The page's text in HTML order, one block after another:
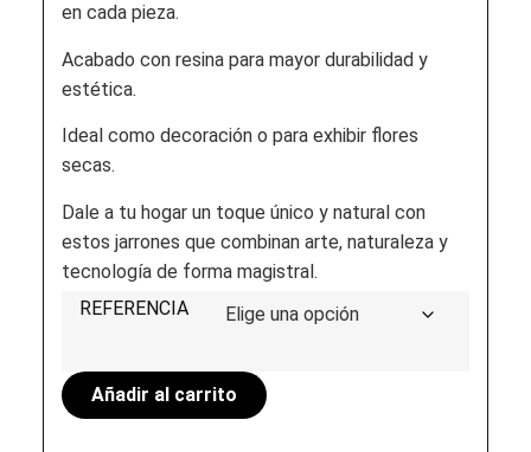
en cada pieza.
Acabado con resina para mayor durabilidad y
estética.
Ideal como decoración o para exhibir flores
secas.
Dale a tu hogar un toque único y natural con
estos jarrones que combinan arte, naturaleza y
tecnología de forma magistral.
REFERENCIA
Añadir al carrito